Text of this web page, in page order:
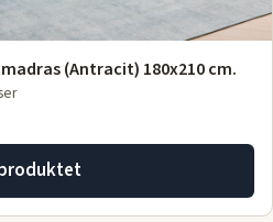
(Antracit) 180x210 cm.